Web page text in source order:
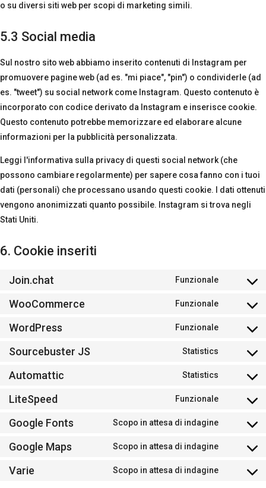
o su diversi siti web per scopi di marketing simili.
5.3 Social media
Sul nostro sito web abbiamo inserito contenuti di Instagram per
promuovere pagine web (ad es. "mi piace", "pin") o condividerle (ad
es. "tweet") su social network come Instagram. Questo contenuto è
incorporato con codice derivato da Instagram e inserisce cookie.
Questo contenuto potrebbe memorizzare ed elaborare alcune
informazioni per la pubblicità personalizzata.
Leggi l'informativa sulla privacy di questi social network (che
possono cambiare regolarmente) per sapere cosa fanno con i tuoi
dati (personali) che processano usando questi cookie. I dati ottenuti
vengono anonimizzati quanto possibile. Instagram si trova negli
Stati Uniti.
6. Cookie inseriti
Join.chat Funzionale
Consent
join.chat
WooCommerce Funzionale
Consent
WordPress Funzionale
Consent
Sourcebuster JS Statistics
Consent
Automattic Statistics
Consent
LiteSpeed Funzionale
Consent
litespeed
Google Fonts Scopo in attesa di indagine
Consent
google-
Google Maps Scopo in attesa di indagine
Consent
Varie Scopo in attesa di indagine
Consent